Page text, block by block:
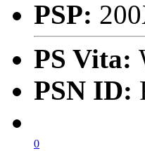
PSP:
PS Vita:
PSN ID:
0